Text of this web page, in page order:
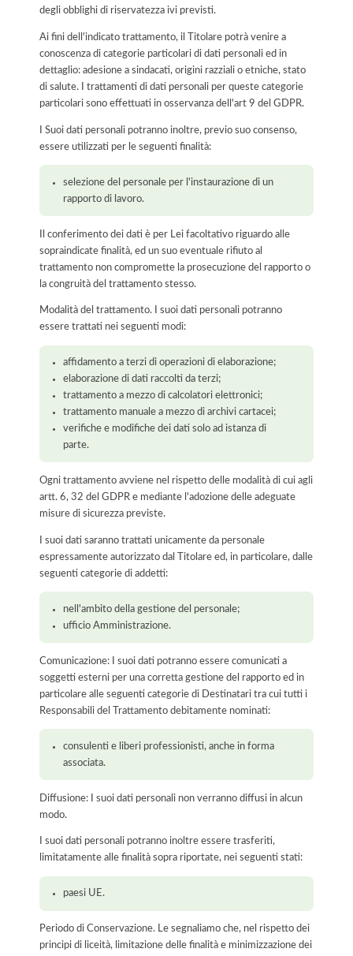
degli obblighi di riservatezza ivi previsti.
Ai fini dell'indicato trattamento, il Titolare potrà venire a
conoscenza di categorie particolari di dati personali ed in
dettaglio: adesione a sindacati, origini razziali o etniche, stato
di salute. I trattamenti di dati personali per queste categorie
particolari sono effettuati in osservanza dell'art 9 del GDPR.
I Suoi dati personali potranno inoltre, previo suo consenso,
essere utilizzati per le seguenti finalità:
selezione del personale per l'instaurazione di un
rapporto di lavoro.
Il conferimento dei dati è per Lei facoltativo riguardo alle
sopraindicate finalità, ed un suo eventuale rifiuto al
trattamento non compromette la prosecuzione del rapporto o
la congruità del trattamento stesso.
Modalità del trattamento. I suoi dati personali potranno
essere trattati nei seguenti modi:
affidamento a terzi di operazioni di elaborazione;
elaborazione di dati raccolti da terzi;
trattamento a mezzo di calcolatori elettronici;
trattamento manuale a mezzo di archivi cartacei;
verifiche e modifiche dei dati solo ad istanza di
parte.
Ogni trattamento avviene nel rispetto delle modalità di cui agli
artt. 6, 32 del GDPR e mediante l'adozione delle adeguate
misure di sicurezza previste.
I suoi dati saranno trattati unicamente da personale
espressamente autorizzato dal Titolare ed, in particolare, dalle
seguenti categorie di addetti:
nell'ambito della gestione del personale;
ufficio Amministrazione.
Comunicazione: I suoi dati potranno essere comunicati a
soggetti esterni per una corretta gestione del rapporto ed in
particolare alle seguenti categorie di Destinatari tra cui tutti i
Responsabili del Trattamento debitamente nominati:
consulenti e liberi professionisti, anche in forma
associata.
Diffusione: I suoi dati personali non verranno diffusi in alcun
modo.
I suoi dati personali potranno inoltre essere trasferiti,
limitatamente alle finalità sopra riportate, nei seguenti stati:
paesi UE.
Periodo di Conservazione. Le segnaliamo che, nel rispetto dei
principi di liceità, limitazione delle finalità e minimizzazione dei